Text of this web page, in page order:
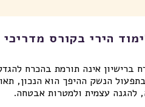
הירי בקורס
ברישיון אינה תורמת בהכרח
הנשק ההיפך הוא הנכון,
להגנה עצמית ולמטרות אבטחה.